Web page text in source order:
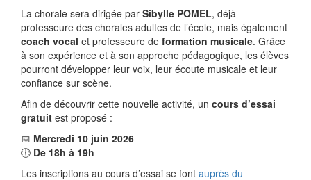
La chorale sera dirigée par Sibylle POMEL, déjà
professeure des chorales adultes de l’école, mais également
coach vocal et professeure de formation musicale. Grâce
à son expérience et à son approche pédagogique, les élèves
pourront développer leur voix, leur écoute musicale et leur
confiance sur scène.
Afin de découvrir cette nouvelle activité, un cours d’essai
gratuit est proposé :
📅 Mercredi 10 juin 2026
🕕 De 18h à 19h
Les inscriptions au cours d’essai se font auprès du